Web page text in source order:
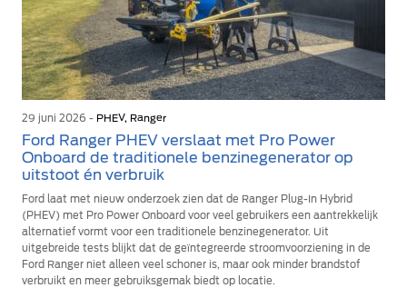
29 juni 2026 - PHEV, Ranger
Ford Ranger PHEV verslaat met Pro Power
Onboard de traditionele benzinegenerator op
uitstoot én verbruik
Ford laat met nieuw onderzoek zien dat de Ranger Plug-In Hybrid
(PHEV) met Pro Power Onboard voor veel gebruikers een aantrekkelijk
alternatief vormt voor een traditionele benzinegenerator. Uit
uitgebreide tests blijkt dat de geïntegreerde stroomvoorziening in de
Ford Ranger niet alleen veel schoner is, maar ook minder brandstof
verbruikt en meer gebruiksgemak biedt op locatie.